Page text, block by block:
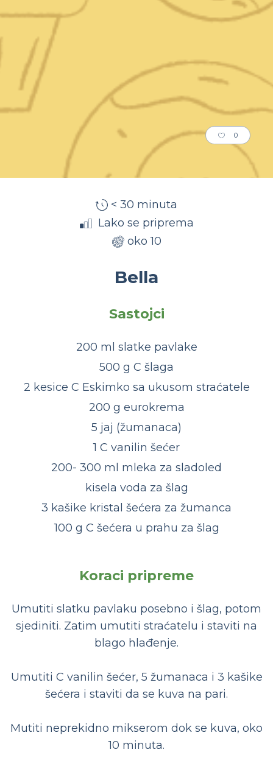
0
< 30 minuta
Lako se priprema
oko 10
Bella
Sastojci
200 ml slatke pavlake
500 g C šlaga
2 kesice C Eskimko sa ukusom straćatele
200 g eurokrema
5 jaj (žumanaca)
1 C vanilin šećer
200- 300 ml mleka za sladoled
kisela voda za šlag
3 kašike kristal šećera za žumanca
100 g C šećera u prahu za šlag
Koraci pripreme
Umutiti slatku pavlaku posebno i šlag, potom
sjediniti. Zatim umutiti straćatelu i staviti na
blago hlađenje.
Umutiti C vanilin šećer, 5 žumanaca i 3 kašike
šećera i staviti da se kuva na pari.
Mutiti neprekidno mikserom dok se kuva, oko
10 minuta.